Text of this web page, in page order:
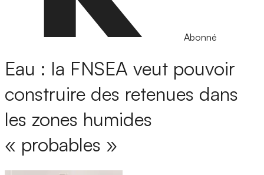
Abonné
Eau : la FNSEA veut pouvoir
construire des retenues dans
les zones humides
« probables »